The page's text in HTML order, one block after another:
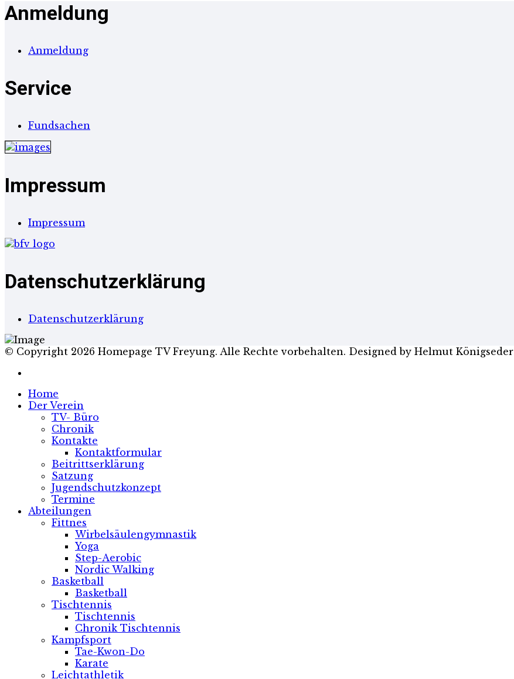
Anmeldung
Anmeldung
Service
Fundsachen
Impressum
Impressum
Datenschutzerklärung
Datenschutzerklärung
© Copyright 2026 Homepage TV Freyung. Alle Rechte vorbehalten. Designed by Helmut Königseder
Home
Der Verein
TV- Büro
Chronik
Kontakte
Kontaktformular
Beitrittserklärung
Satzung
Jugendschutzkonzept
Termine
Abteilungen
Fittnes
Wirbelsäulengymnastik
Yoga
Step-Aerobic
Nordic Walking
Basketball
Basketball
Tischtennis
Tischtennis
Chronik Tischtennis
Kampfsport
Tae-Kwon-Do
Karate
Leichtathletik